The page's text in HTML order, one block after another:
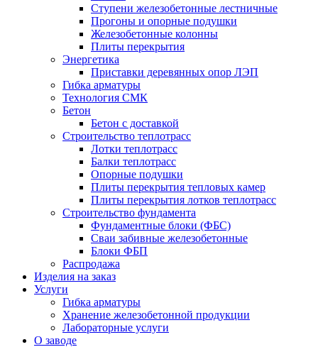
Ступени железобетонные лестничные
Прогоны и опорные подушки
Железобетонные колонны
Плиты перекрытия
Энергетика
Приставки деревянных опор ЛЭП
Гибка арматуры
Технология СМК
Бетон
Бетон с доставкой
Строительство теплотрасс
Лотки теплотрасс
Балки теплотрасс
Опорные подушки
Плиты перекрытия тепловых камер
Плиты перекрытия лотков теплотрасс
Строительство фундамента
Фундаментные блоки (ФБС)
Сваи забивные железобетонные
Блоки ФБП
Распродажа
Изделия на заказ
Услуги
Гибка арматуры
Хранение железобетонной продукции
Лабораторные услуги
О заводе